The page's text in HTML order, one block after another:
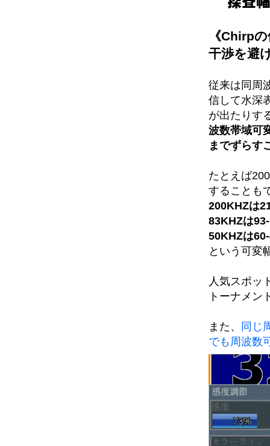
《Chirp
干渉を避
従来は同周
信して水深
が出たりす
波数帯域可
までずらす
たとえば
することも
200KHZは
83KHZは
50KHZは
という可変
人気スポッ
トーナメン
また、
同じ
でも周波数